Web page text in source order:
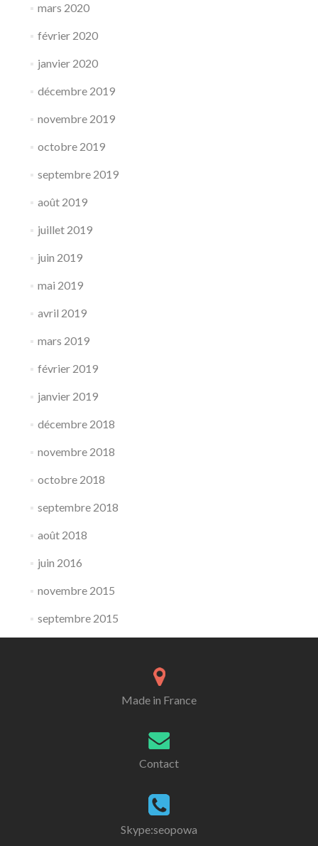
mars 2020
février 2020
janvier 2020
décembre 2019
novembre 2019
octobre 2019
septembre 2019
août 2019
juillet 2019
juin 2019
mai 2019
avril 2019
mars 2019
février 2019
janvier 2019
décembre 2018
novembre 2018
octobre 2018
septembre 2018
août 2018
juin 2016
novembre 2015
septembre 2015
Made in France
Contact
Skype:seopowa